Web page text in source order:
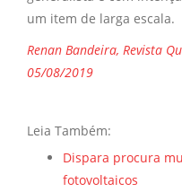
um item de larga escala.
Renan Bandeira, Revista
05/08/2019
Leia Também:
Dispara procura
fotovoltaicos